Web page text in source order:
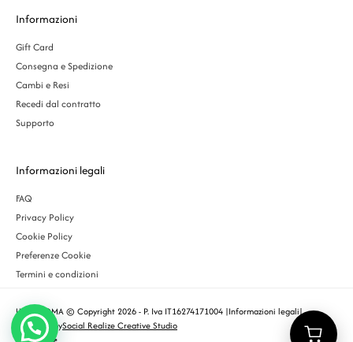
Informazioni
Gift Card
Consegna e Spedizione
Cambi e Resi
Recedi dal contratto
Supporto
Informazioni legali
FAQ
Privacy Policy
Cookie Policy
Preferenze Cookie
Termini e condizioni
URBS ROMA © Copyright 2026 - P. Iva IT16274171004 |Informazioni legali|
Designed bySocial Realize Creative Studio